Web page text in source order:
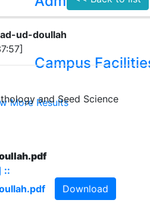
Campus
More Results
ud-doullah
and Seed Science
::
Download